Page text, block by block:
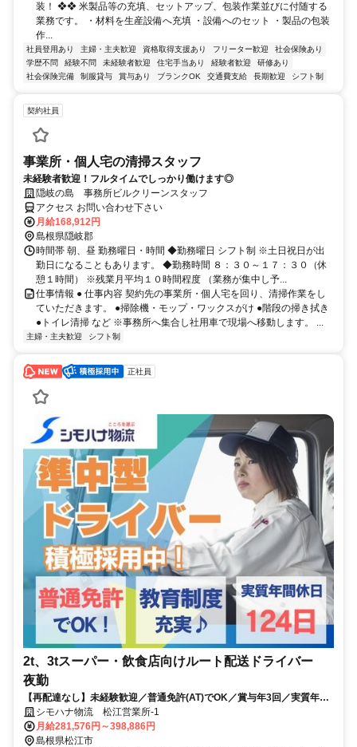
装！ ❖❖ 米製品等の充填、セットアップ、包装作業並びに付随する
業務です。 ・材料を生産設備へ充填 ・設備へのセット ・製品の包装
作...
社員登用あり 主婦・主夫歓迎 資格取得支援あり フリーター歓迎
社会保険あり
学歴不問
経験不問 未経験者歓迎 住宅手当あり 経験者歓迎
研修あり
社会保険完備
制服貸与 賞与あり ブランクOK 交通費支給 長期歓迎 シフト制
契約社員
事業所・個人宅の清掃スタッフ
未経験者歓迎！フルタイムでしっかり働けます◎
隠岐の島 事務所ビルクリーンスタッフ
アクセス お問い合わせ下さい
月給168,912円
島根県隠岐郡
時間帯 朝、昼 勤務曜日・時間 ◆勤務曜日 シフト制 ※土日祝日が出
勤日になることもあります。 ◆勤務時間 ８：３０～１７：３０（休
憩１時間） ※残業月平均１０時間程度 （業務が集中し予...
仕事情報 ● 仕事内容 契約先の事業所・個人宅を回り、清掃作業をし
ていただきます。 ●掃除機・モップ・ワックスがけ ●階段の掃き拭き
●トイレ清掃 など ※事務所へ集合し社用車で現場へ移動します。 ...
主婦・主夫歓迎 シフト制
正社員
2t、3tスーパー・飲食店向けルート配送ドライバー
夜勤
【再配達なし】未経験歓迎／普通免許(AT)でOK／賞与年3回／実質年休
124日／資格取得費用会社全額負担
シモハナ物流 松江営業所-1
月給281,576円～398,886円
島根県松江市